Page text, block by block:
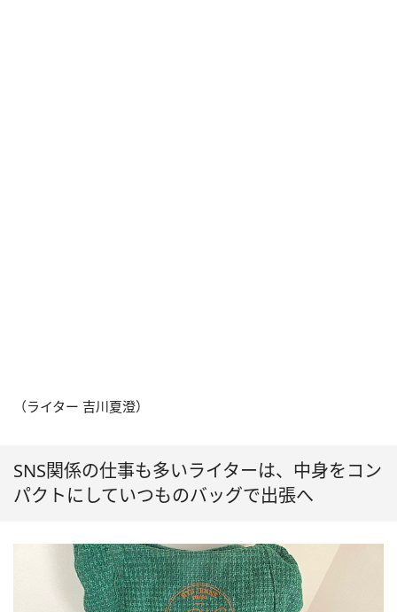
（ライター 吉川夏澄）
SNS関係の仕事も多いライターは、中身をコン
パクトにしていつものバッグで出張へ